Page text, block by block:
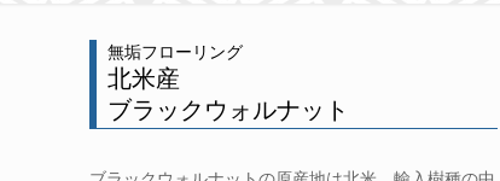
無垢フローリング
北米産
ブラックウォルナット